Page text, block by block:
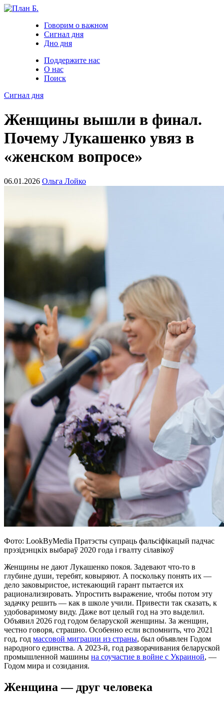
Говорим о важном
Сигнал дня
Дно дня
Поддержите нас
О нас
Поиск
Сигнал дня
Женщины вышли в финал.
Почему Лукашенко увяз в
«женском вопросе»
06.01.2026 Ольга Лойко
Фото: LookByMedia Пратэсты супраць фальсіфікацый падчас
прэзідэнцкіх выбараў 2020 года і гвалту сілавікоў
Женщины не дают Лукашенко покоя. Задевают что-то в
глубине души, теребят, ковыряют. А поскольку понять их —
дело заковыристое, истекающий гарант пытается их
рационализировать. Упростить выражение, чтобы потом эту
задачку решить — как в школе учили. Привести так сказать, к
удобоваримому виду. Даже вот целый год на это выделил.
Объявил 2026 год годом беларуской женщины. За женщин,
честно говоря, страшно. Особенно если вспомнить, что 2021
год, год массовой миграции из страны, был объявлен Годом
народного единства. А 2023-й, год разворачивания беларуской
промышленной машины на соучастие в войне с Украиной, —
Годом мира и созидания.
Женщина — друг человека